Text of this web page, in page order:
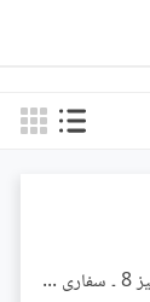
بحریہ ٹاؤن فیز 8 ۔ عثمان بلاک, بحریہ ٹاؤن فیز 8 ۔ سفاری ویلی